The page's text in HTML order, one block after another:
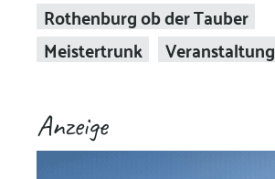
Rothenburg ob der Tauber
Meistertrunk
Veranstaltung
Anzeige